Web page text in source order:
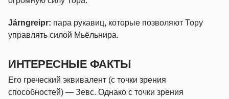
Járngreipr: пара рукавиц, которые позволяют Тору
управлять силой Мьёльнира.
ИНТЕРЕСНЫЕ ФАКТЫ
Его греческий эквивалент (с точки зрения
способностей) — Зевс. Однако с точки зрения